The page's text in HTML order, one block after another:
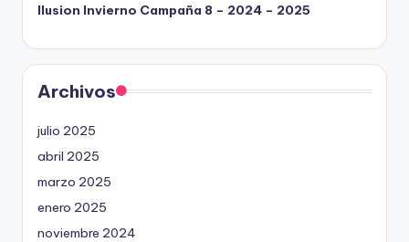
Ilusion Invierno Campaña 8 – 2024 – 2025
Archivos
julio 2025
abril 2025
marzo 2025
enero 2025
noviembre 2024